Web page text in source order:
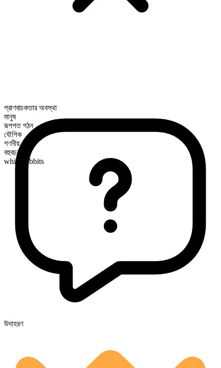
প্রাণবাচকতার অবস্থা
মানুষ
রূপগত গঠন
যৌগিক
গণনীয়
বহুবচন রূপ
white rabbits
উদাহরণ